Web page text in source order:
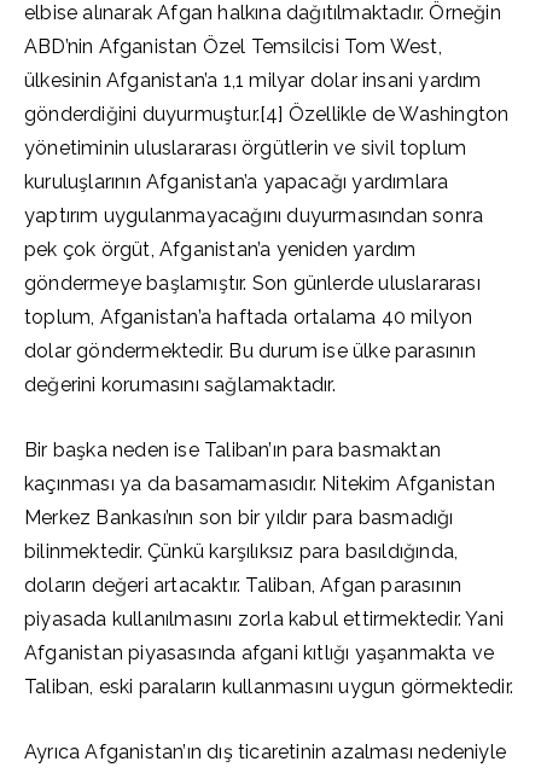
elbise alınarak Afgan halkına dağıtılmaktadır. Örneğin
ABD’nin Afganistan Özel Temsilcisi Tom West,
ülkesinin Afganistan’a 1,1 milyar dolar insani yardım
gönderdiğini duyurmuştur.[4] Özellikle de Washington
yönetiminin uluslararası örgütlerin ve sivil toplum
kuruluşlarının Afganistan’a yapacağı yardımlara
yaptırım uygulanmayacağını duyurmasından sonra
pek çok örgüt, Afganistan’a yeniden yardım
göndermeye başlamıştır. Son günlerde uluslararası
toplum, Afganistan’a haftada ortalama 40 milyon
dolar göndermektedir. Bu durum ise ülke parasının
değerini korumasını sağlamaktadır.
Bir başka neden ise Taliban’ın para basmaktan
kaçınması ya da basamamasıdır. Nitekim Afganistan
Merkez Bankası’nın son bir yıldır para basmadığı
bilinmektedir. Çünkü karşılıksız para basıldığında,
doların değeri artacaktır. Taliban, Afgan parasının
piyasada kullanılmasını zorla kabul ettirmektedir. Yani
Afganistan piyasasında afgani kıtlığı yaşanmakta ve
Taliban, eski paraların kullanmasını uygun görmektedir.
Ayrıca Afganistan’ın dış ticaretinin azalması nedeniyle